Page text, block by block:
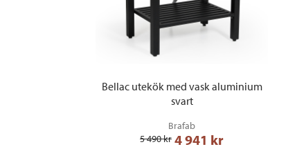
Bellac utekök med vask aluminium
svart
Brafab
5 490 kr 4 941 kr